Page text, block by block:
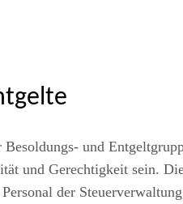
und
und Gerechtigkeit sein.
der